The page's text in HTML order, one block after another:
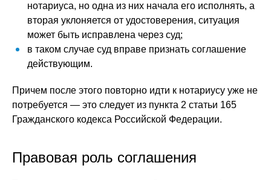
нотариуса, но одна из них начала его исполнять, а
вторая уклоняется от удостоверения, ситуация
может быть исправлена через суд;
в таком случае суд вправе признать соглашение
действующим.
Причем после этого повторно идти к нотариусу уже не
потребуется — это следует из пункта 2 статьи 165
Гражданского кодекса Российской Федерации.
Правовая роль соглашения